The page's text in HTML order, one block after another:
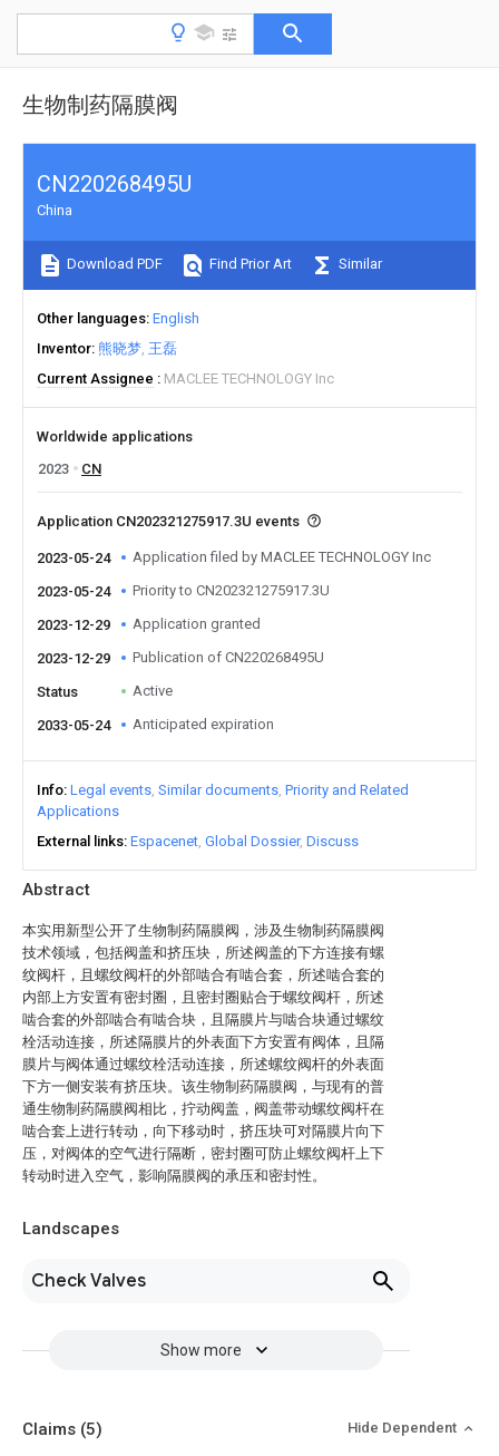
生物制药隔膜阀
Abstract
本实用新型公开了生物制药隔膜阀，涉及生物制药隔膜阀
技术领域，包括阀盖和挤压块，所述阀盖的下方连接有螺
纹阀杆，且螺纹阀杆的外部啮合有啮合套，所述啮合套的
内部上方安置有密封圈，且密封圈贴合于螺纹阀杆，所述
啮合套的外部啮合有啮合块，且隔膜片与啮合块通过螺纹
栓活动连接，所述隔膜片的外表面下方安置有阀体，且隔
膜片与阀体通过螺纹栓活动连接，所述螺纹阀杆的外表面
下方一侧安装有挤压块。该生物制药隔膜阀，与现有的普
通生物制药隔膜阀相比，拧动阀盖，阀盖带动螺纹阀杆在
啮合套上进行转动，向下移动时，挤压块可对隔膜片向下
压，对阀体的空气进行隔断，密封圈可防止螺纹阀杆上下
转动时进入空气，影响隔膜阀的承压和密封性。
Landscapes
Check Valves
Show more
CN220268495U
China
Download PDF Find Prior Art Similar
Other languages English
Inventor 熊晓梦 王磊
Current Assignee
MACLEE TECHNOLOGY Inc
Worldwide applications
2023
CN
Application CN202321275917.3U events
2023-05-24 Application filed by MACLEE TECHNOLOGY Inc
2023-05-24 Priority to CN202321275917.3U
2023-12-29 Application granted
2023-12-29 Publication of CN220268495U
Status Active
2033-05-24 Anticipated expiration
Info Legal events Similar documents Priority and Related
Applications
External links Espacenet Global Dossier Discuss
Claims (5) Hide Dependent